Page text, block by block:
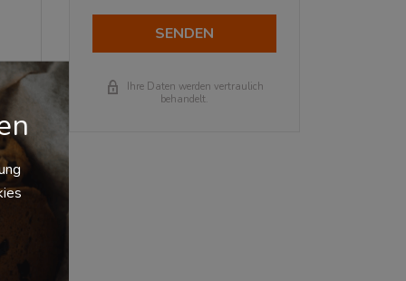
die
SENDEN
Ihre Daten werden vertraulich
behandelt.